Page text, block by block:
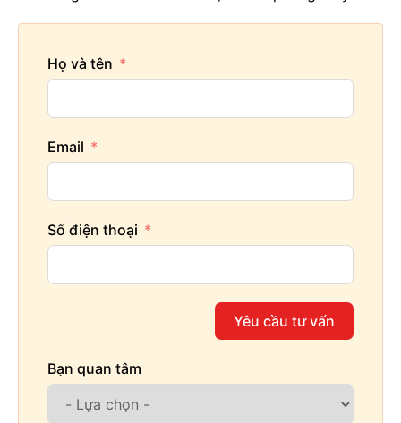
Họ và tên
Email
Số điện thoại
Yêu cầu tư vấn
Bạn quan tâm